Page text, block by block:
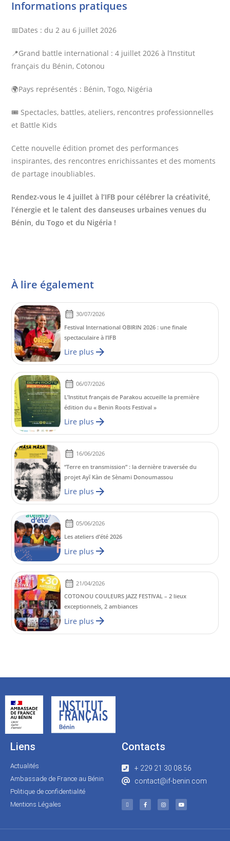
Informations pratiques
📅Dates : du 2 au 6 juillet 2026
📍Grand battle international : 4 juillet 2026 à l’Institut
français du Bénin, Cotonou
🌍Pays représentés : Bénin, Togo, Nigéria
🎟️ Spectacles, battles, ateliers, rencontres professionnelles
et Battle Kids
Cette nouvelle édition promet des performances
inspirantes, des rencontres enrichissantes et des moments
de partage inoubliables.
Rendez-vous le 4 juillet à l’IFB pour célébrer la créativité,
l’énergie et le talent des danseuses urbaines venues du
Bénin, du Togo et du Nigéria !
À lire également
30/07/2026
Festival International OBIRIN 2026 : une finale
spectaculaire à l’IFB
Lire plus
06/07/2026
L’Institut français de Parakou accueille la première
édition du « Benin Roots Festival »
Lire plus
16/06/2026
“Terre en transmission” : la dernière traversée du
projet Ayĭ Kàn de Sènami Donoumassou
Lire plus
05/06/2026
Les ateliers d’été 2026
Lire plus
21/04/2026
COTONOU COULEURS JAZZ FESTIVAL – 2 lieux
exceptionnels, 2 ambiances
Lire plus
Liens
Actualités
Ambassade de France au Bénin
Politique de confidentialité
Mentions Légales
Contacts
+ 229 21 30 08 56
contact@if-benin.com